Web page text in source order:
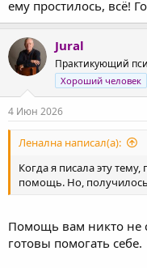
ему простилось, всё!
Jural
Практикующий
Хороший человек
4 Июн 2026
Ленална написал(а):
Когда я писала эту
помощь. Но,
Помощь вам никто не
готовы помогать себе.